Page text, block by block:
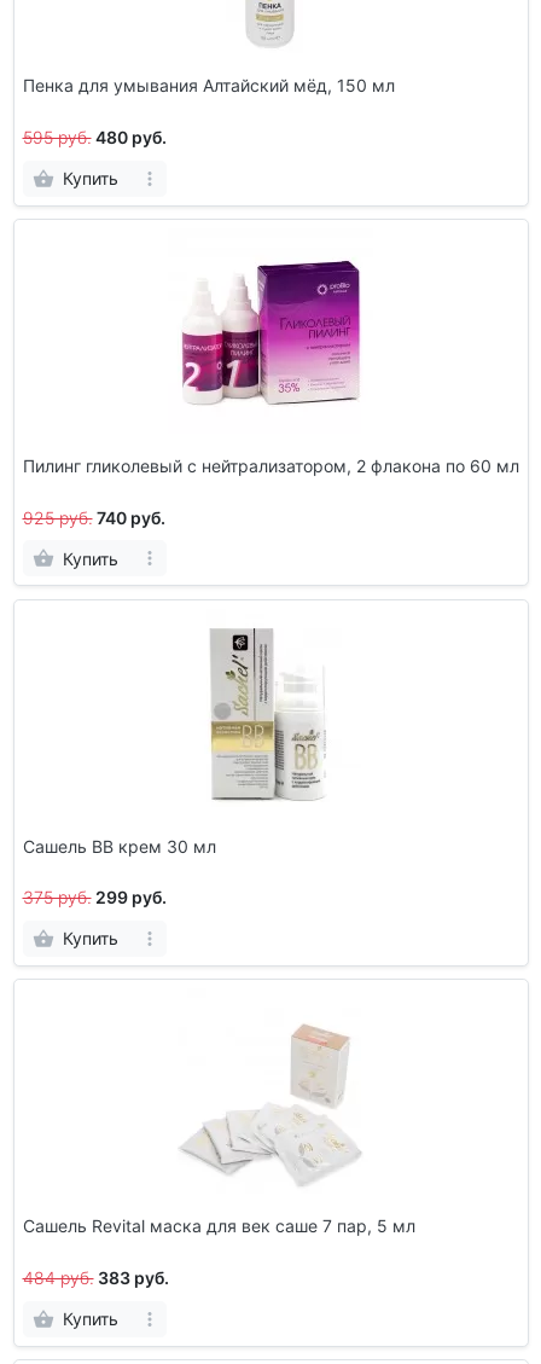
Пенка для умывания Алтайский мёд, 150 мл
595 руб. 480 руб.
Купить
Пилинг гликолевый с нейтрализатором, 2 флакона по 60 мл
925 руб. 740 руб.
Купить
Сашель BB крем 30 мл
375 руб. 299 руб.
Купить
Сашель Revital маска для век саше 7 пар, 5 мл
484 руб. 383 руб.
Купить